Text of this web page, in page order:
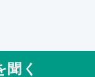
聞く